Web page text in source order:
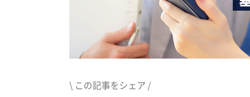
\ この記事をシェア /